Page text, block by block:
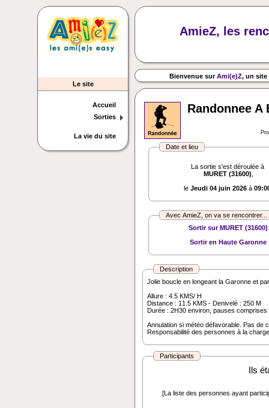
Le site
Accueil
Sorties
La vie du site
AmieZ, les
Bienvenue surAmi(e)Z, un site
Randonnee A
Date et lieu
La sortie s'est déroulée à
MURET (31600)
le Jeudi 04 juin 2026 à
Avec AmieZ, on va se rencontrer...
Sortir sur MURET (31600)
Sortir en Haute Garonne
Description
Jolie boucle en longeant la Garonne et
Allure : 4.5 KMS/ H
Distance : 11.5 KMS - Denivelé : 250 M
Durée : 2H30 environ, pauses comprises
Annulation si météo défavorable. Pas de
Responsabilité des personnes à la
Participants
Ils
[La liste des personnes ayant